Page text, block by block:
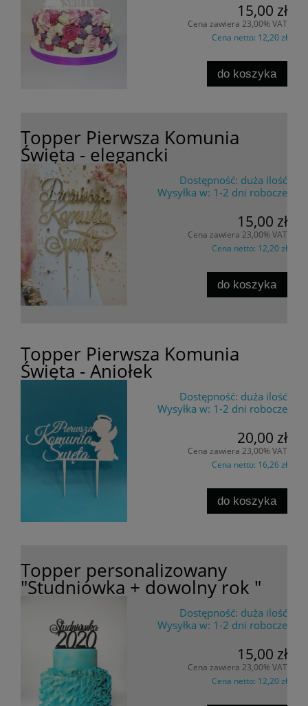
15,00 zł
Cena zawiera 23,00% VAT
Cena netto: 12,20 zł
do koszyka
Topper Pierwsza Komunia
Święta - elegancki
Dostępność: duża ilość
Wysyłka w: 1-2 dni robocze
15,00 zł
Cena zawiera 23,00% VAT
Cena netto: 12,20 zł
do koszyka
Topper Pierwsza Komunia
Święta - Aniołek
Dostępność: duża ilość
Wysyłka w: 1-2 dni robocze
20,00 zł
Cena zawiera 23,00% VAT
Cena netto: 16,26 zł
do koszyka
Topper personalizowany
"Studniówka + dowolny rok "
Dostępność: duża ilość
Wysyłka w: 1-2 dni robocze
15,00 zł
Cena zawiera 23,00% VAT
Cena netto: 12,20 zł